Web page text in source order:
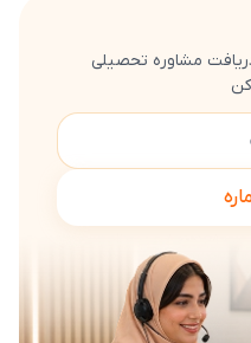
مشاوره تحصیلی